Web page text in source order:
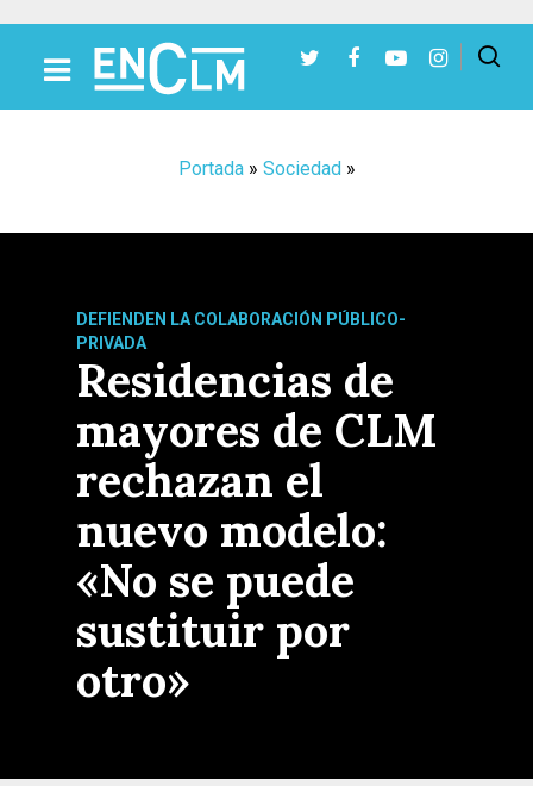
Portada» Sociedad»
DEFIENDEN LA COLABORACIÓN PÚBLICO-
PRIVADA
Residencias de
mayores de CLM
rechazan el
nuevo modelo:
«No se puede
sustituir por
otro»